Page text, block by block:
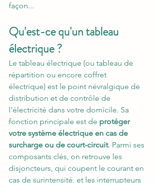
façon...
Qu'est-ce qu'un tableau
électrique ?
Le tableau électrique (ou tableau de
répartition ou encore coffret
électrique) est le point névralgique de
distribution et de contrôle de
l'électricité dans votre domicile. Sa
fonction principale est de protéger
votre système électrique en cas de
surcharge ou de court-circuit. Parmi ses
composants clés, on retrouve les
disjoncteurs, qui coupent le courant en
cas de surintensité, et les interrupteurs